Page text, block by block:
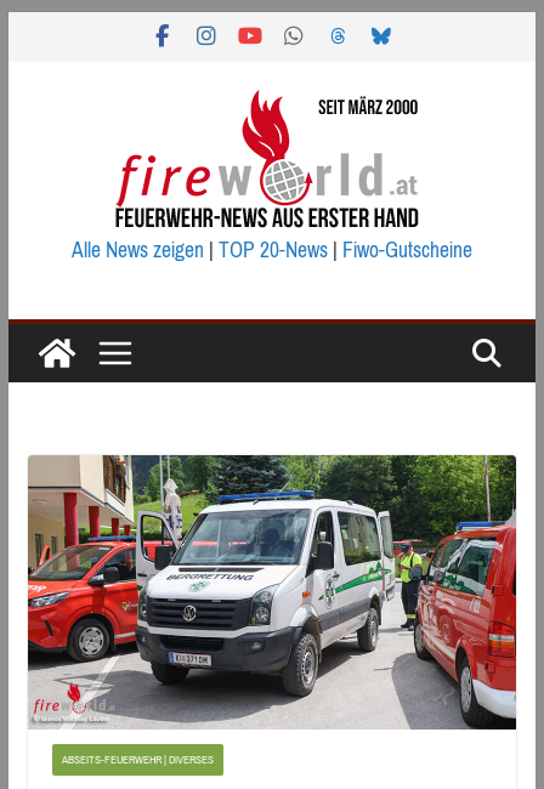
Alle News zeigen|TOP 20-News|Fiwo-Gutscheine
ABSEITS-FEUERWEHR | DIVERSES